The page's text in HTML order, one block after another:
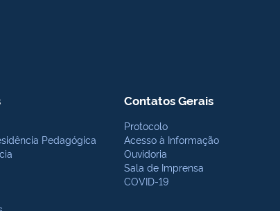
Pedagógica
Contatos Gerais
Protocolo
Acesso à Informação
Ouvidoria
Sala de Imprensa
COVID-19